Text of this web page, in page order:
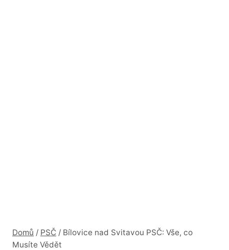
Domů / PSČ / Bílovice nad Svitavou PSČ: Vše, co
Musíte Vědět